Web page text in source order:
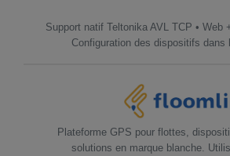
Support natif Teltonika AVL TCP • Web
Configuration des dispositifs dans
Plateforme GPS pour flottes,
solutions en marque blanche.